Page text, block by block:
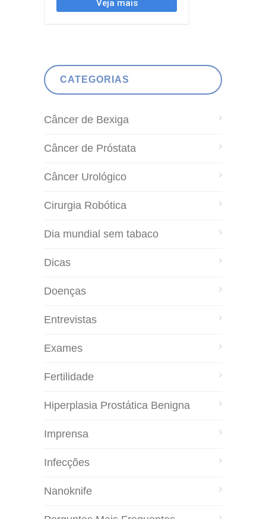
CATEGORIAS
Câncer de Bexiga
Câncer de Próstata
Câncer Urológico
Cirurgia Robótica
Dia mundial sem tabaco
Dicas
Doenças
Entrevistas
Exames
Fertilidade
Hiperplasia Prostática Benigna
Imprensa
Infecções
Nanoknife